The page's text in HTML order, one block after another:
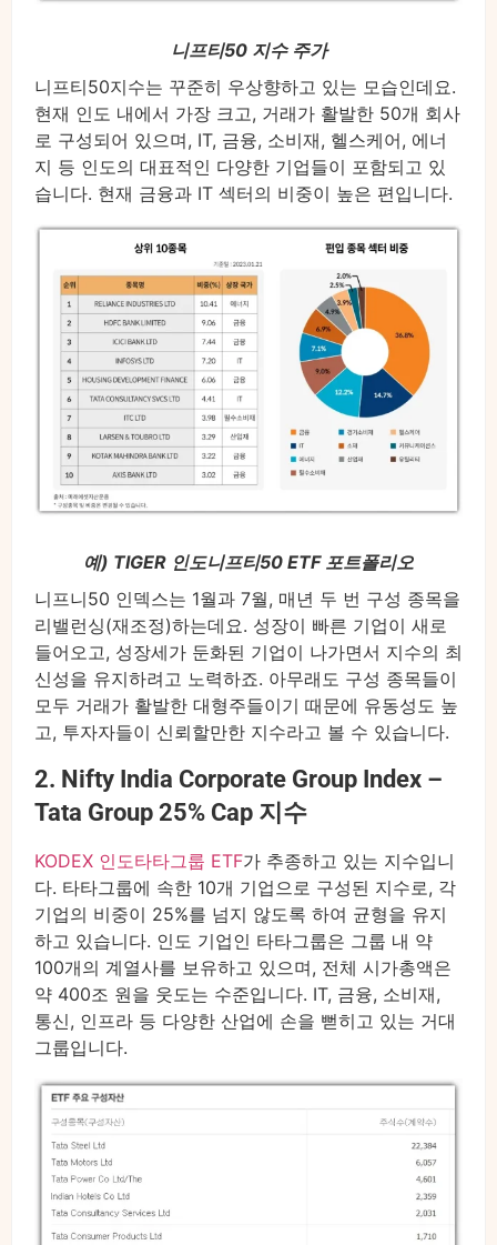
니프티50 지수 주가
니프티50지수는 꾸준히 우상향하고 있는 모습인데요.
현재 인도 내에서 가장 크고, 거래가 활발한 50개 회사
로 구성되어 있으며, IT, 금융, 소비재, 헬스케어, 에너
지 등 인도의 대표적인 다양한 기업들이 포함되고 있
습니다. 현재 금융과 IT 섹터의 비중이 높은 편입니다.
예) TIGER 인도니프티50 ETF 포트폴리오
니프니50 인덱스는 1월과 7월, 매년 두 번 구성 종목을
리밸런싱(재조정)하는데요. 성장이 빠른 기업이 새로
들어오고, 성장세가 둔화된 기업이 나가면서 지수의 최
신성을 유지하려고 노력하죠. 아무래도 구성 종목들이
모두 거래가 활발한 대형주들이기 때문에 유동성도 높
고, 투자자들이 신뢰할만한 지수라고 볼 수 있습니다.
2. Nifty India Corporate Group Index –
Tata Group 25% Cap 지수
KODEX 인도타타그룹 ETF가 추종하고 있는 지수입니
다. 타타그룹에 속한 10개 기업으로 구성된 지수로, 각
기업의 비중이 25%를 넘지 않도록 하여 균형을 유지
하고 있습니다. 인도 기업인 타타그룹은 그룹 내 약
100개의 계열사를 보유하고 있으며, 전체 시가총액은
약 400조 원을 웃도는 수준입니다. IT, 금융, 소비재,
통신, 인프라 등 다양한 산업에 손을 뻗히고 있는 거대
그룹입니다.